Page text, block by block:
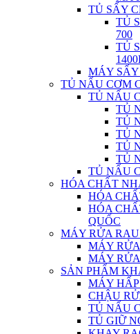
TỦ SẤY
TỦ
700
TỦ
MÁY
TỦ NẤU CƠM
TỦ NẤU
TỦ
TỦ
TỦ
TỦ
TỦ
TỦ NẤU
HÓA CHẤT
HÓA
HÓA
QUỐC
MÁY RỬA
MÁY
MÁY
SẢN PHẨM
MÁY
CHẬU
TỦ NẤU
TỦ GIỮ